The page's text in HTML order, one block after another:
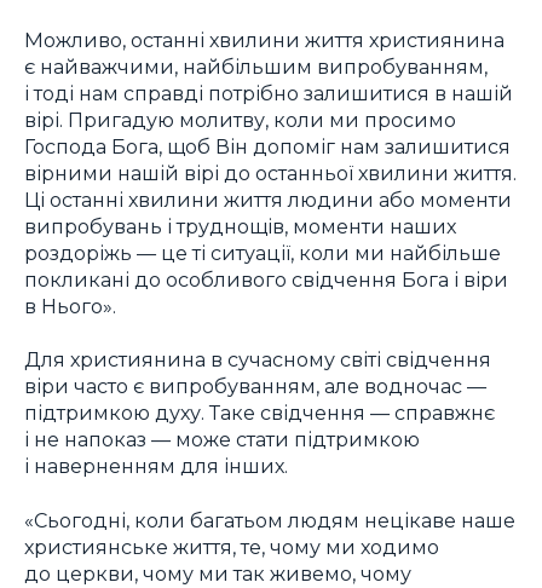
Можливо, останні хвилини життя християнина
є найважчими, найбільшим випробуванням,
і тоді нам справді потрібно залишитися в нашій
вірі. Пригадую молитву, коли ми просимо
Господа Бога, щоб Він допоміг нам залишитися
вірними нашій вірі до останньої хвилини життя.
Ці останні хвилини життя людини або моменти
випробувань і труднощів, моменти наших
роздоріжь — це ті ситуації, коли ми найбільше
покликані до особливого свідчення Бога і віри
в Нього».
Для християнина в сучасному світі свідчення
віри часто є випробуванням, але водночас —
підтримкою духу. Таке свідчення — справжнє
і не напоказ — може стати підтримкою
і наверненням для інших.
«Сьогодні, коли багатьом людям нецікаве наше
християнське життя, те, чому ми ходимо
до церкви, чому ми так живемо, чому